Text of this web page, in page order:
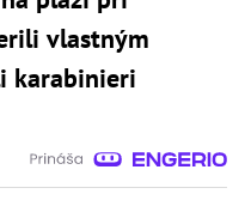
vlastným
karabinieri